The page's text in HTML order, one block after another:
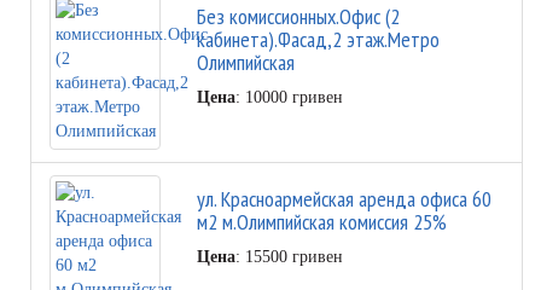
Без комиссионных.Офис (2
кабинета).Фасад,2 этаж.Метро
Олимпийская
Цена: 10000 гривен
ул. Красноармейская аренда офиса 60
м2 м.Олимпийская комиссия 25%
Цена: 15500 гривен